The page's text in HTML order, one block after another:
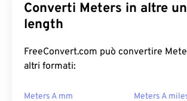
Converti Meters in altre
length
FreeConvert.com può convertire
altri formati:
Meters A mm Meters A